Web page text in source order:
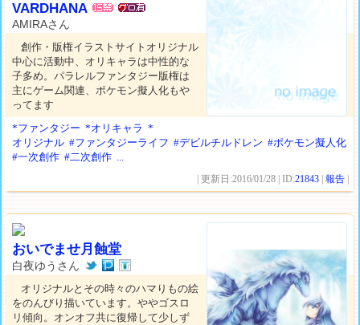
VARDHANA
AMIRAさん
創作・版権イラストサイトオリジナル
中心に活動中、オリキャラは中性的な
子多め。パラレルファンタジー版権は
主にゲーム関連、ポケモン擬人化もや
ってます
*ファンタジー *オリキャラ *
オリジナル #ファンタジーライフ #デビルチルドレン #ポケモン擬人化
#一次創作 #二次創作 ...
| 更新日:2016/01/28 | ID:21843 |報告
おいでませ月蝕堂
白夜ゆうさん
オリジナルとその時々のハマりもの絵
をのんびり描いています。ややゴスロ
リ傾向。オンオフ共に復帰して少しず